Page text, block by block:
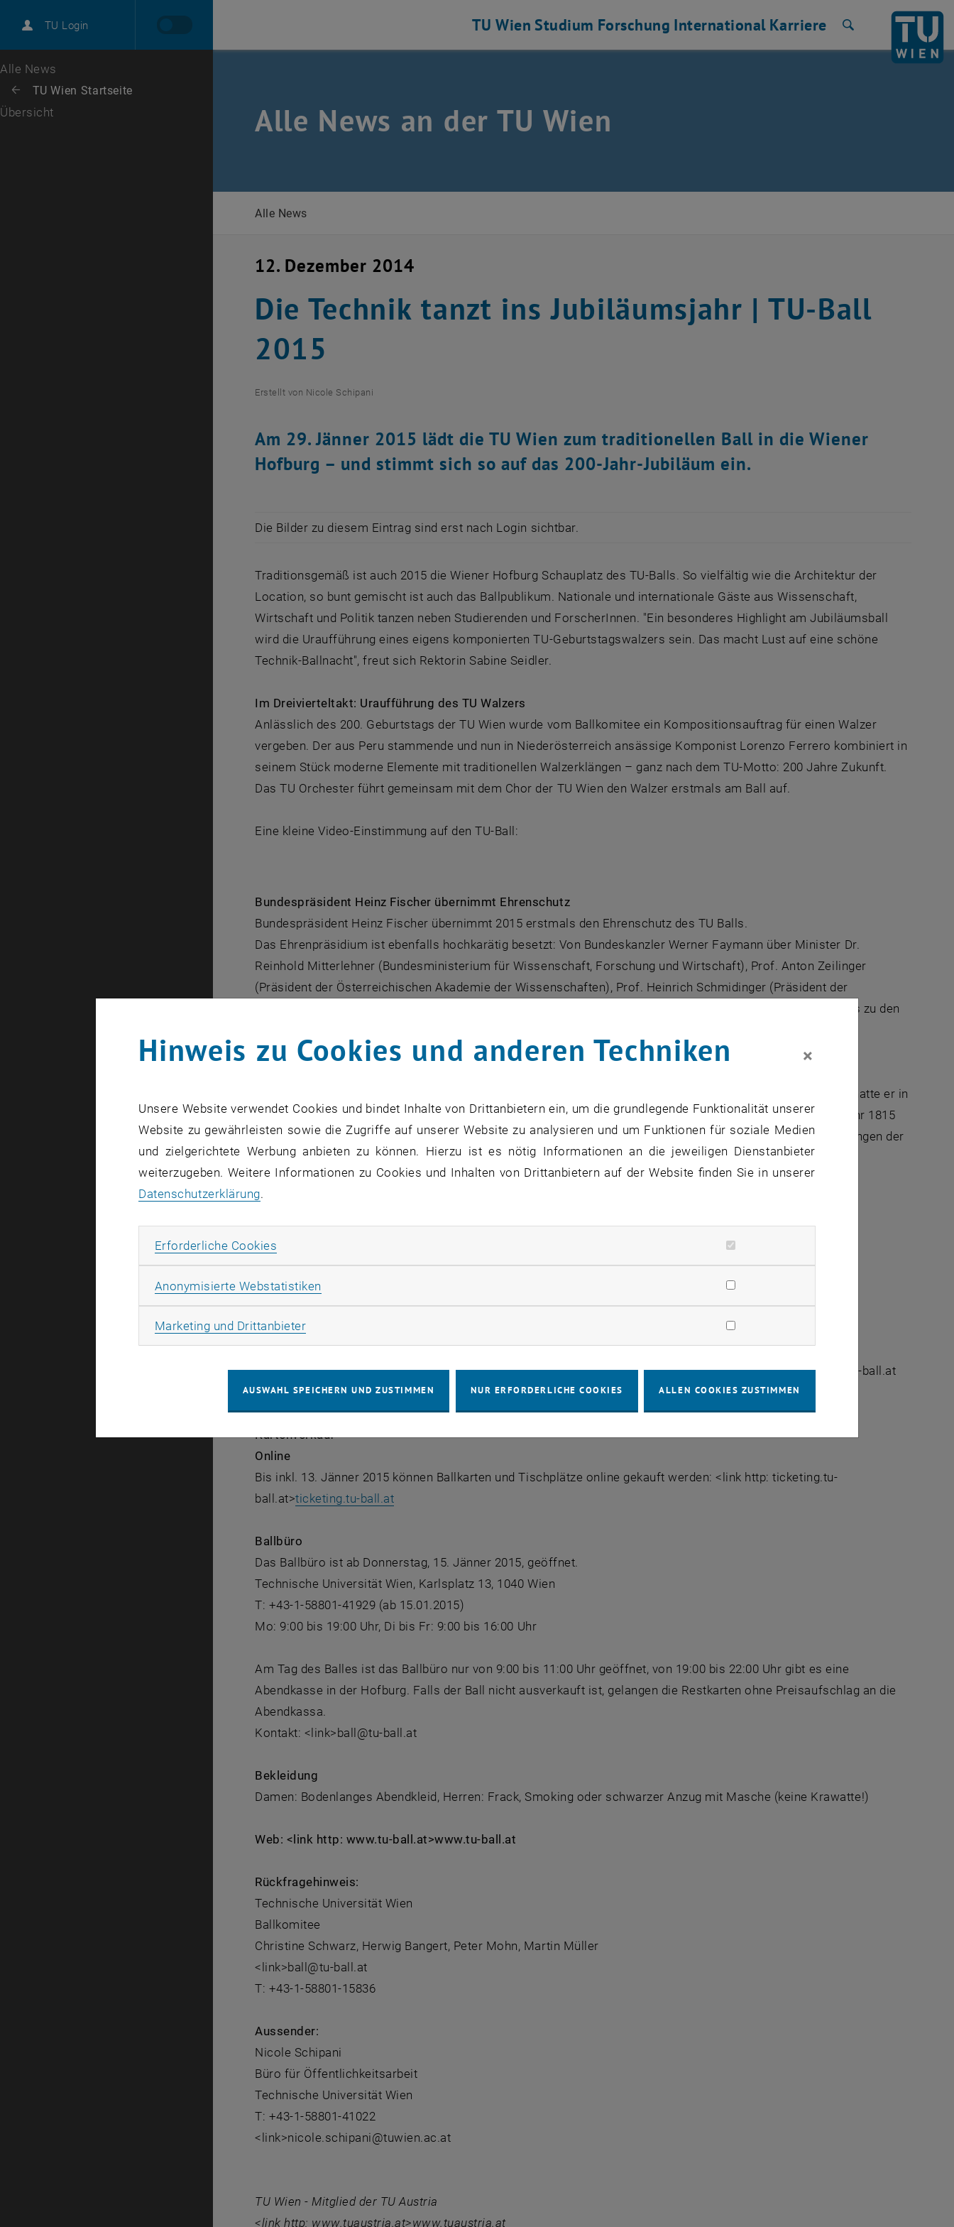
TU Login
Karriere
Zur 1. Menü Ebene
Alle News
Zurück: Subseiten von TU Wien Startseite auflisten
Zurück zur letzten Ebene:
TU Wien Startseite
Übersicht
TU Wien Studium Forschung International Karriere
Alle News an der TU Wien
Alle News
12. Dezember 2014
Die Technik tanzt ins Jubiläumsjahr | TU-Ball
2015
Erstellt von Nicole Schipani
Am 29. Jänner 2015 lädt die TU Wien zum traditionellen Ball in die Wiener
Hofburg – und stimmt sich so auf das 200-Jahr-Jubiläum ein.
Die Bilder zu diesem Eintrag sind erst nach Login sichtbar.
Traditionsgemäß ist auch 2015 die Wiener Hofburg Schauplatz des TU-Balls. So vielfältig wie die Architektur der
Location, so bunt gemischt ist auch das Ballpublikum. Nationale und internationale Gäste aus Wissenschaft,
Wirtschaft und Politik tanzen neben Studierenden und ForscherInnen. "Ein besonderes Highlight am Jubiläumsball
wird die Uraufführung eines eigens komponierten TU-Geburtstagswalzers sein. Das macht Lust auf eine schöne
Technik-Ballnacht", freut sich Rektorin Sabine Seidler.
Im Dreivierteltakt: Uraufführung des TU Walzers
Anlässlich des 200. Geburtstags der TU Wien wurde vom Ballkomitee ein Kompositionsauftrag für einen Walzer
vergeben. Der aus Peru stammende und nun in Niederösterreich ansässige Komponist Lorenzo Ferrero kombiniert in
seinem Stück moderne Elemente mit traditionellen Walzerklängen – ganz nach dem TU-Motto: 200 Jahre Zukunft.
Das TU Orchester führt gemeinsam mit dem Chor der TU Wien den Walzer erstmals am Ball auf.
Eine kleine Video-Einstimmung auf den TU-Ball:
Bundespräsident Heinz Fischer übernimmt Ehrenschutz
Bundespräsident Heinz Fischer übernimmt 2015 erstmals den Ehrenschutz des TU Balls.
Das Ehrenpräsidium ist ebenfalls hochkarätig besetzt: Von Bundeskanzler Werner Faymann über Minister Dr.
Reinhold Mitterlehner (Bundesministerium für Wissenschaft, Forschung und Wirtschaft), Prof. Anton Zeilinger
(Präsident der Österreichischen Akademie der Wissenschaften), Prof. Heinrich Schmidinger (Präsident der
österreichischen Universitätenkonferenz), Prof. Konrad Osterwalder (ehm. stv. Generalsekretär der UNO) bis zu den
Dass Technik und Vergnügen kein Widerspruch sind, beweist die schöne Tradition des Balls. Seine Anfänge hatte er in
den "Technikerkränzchen", die ab der Gründung des Polytechnischen Institutes (der heutigen TU Wien) im Jahr 1815
veranstaltet wurden. Damals wie heute dient der Ball dem guten Zweck: Der Reinertrag fließt karitativen Belangen der
Studierenden der TU Wien zu.
Facts:
Termin: Donnerstag, 29. Jänner 2015
Einlass: 20:30 Uhr
Feierliche Eröffnung: 21:30 Uhr
Ballende: 5:00 Uhr früh
Akkreditierung
JournalistInnen erhalten kostenlose Pressekarten. Akkreditierung via TU-Ballbüro erforderlich: <link>ball@tu-ball.at
Die Karten können an der Abendkasse gegen Vorlage eines gültigen Presseausweises abgeholt werden.
Kartenverkauf
Online
Bis inkl. 13. Jänner 2015 können Ballkarten und Tischplätze online gekauft werden: <link http: ticketing.tu-
ball.at>ticketing.tu-ball.at
Ballbüro
Das Ballbüro ist ab Donnerstag, 15. Jänner 2015, geöffnet.
Technische Universität Wien, Karlsplatz 13, 1040 Wien
T: +43-1-58801-41929 (ab 15.01.2015)
Mo: 9:00 bis 19:00 Uhr, Di bis Fr: 9:00 bis 16:00 Uhr
Am Tag des Balles ist das Ballbüro nur von 9:00 bis 11:00 Uhr geöffnet, von 19:00 bis 22:00 Uhr gibt es eine
Abendkasse in der Hofburg. Falls der Ball nicht ausverkauft ist, gelangen die Restkarten ohne Preisaufschlag an die
Abendkassa.
Kontakt: <link>ball@tu-ball.at
Bekleidung
Damen: Bodenlanges Abendkleid, Herren: Frack, Smoking oder schwarzer Anzug mit Masche (keine Krawatte!)
Web: <link http: www.tu-ball.at>www.tu-ball.at
Rückfragehinweis:
Technische Universität Wien
Ballkomitee
Christine Schwarz, Herwig Bangert, Peter Mohn, Martin Müller
<link>ball@tu-ball.at
T: +43-1-58801-15836
Aussender:
Nicole Schipani
Büro für Öffentlichkeitsarbeit
Technische Universität Wien
T: +43-1-58801-41022
<link>nicole.schipani@tuwien.ac.at
TU Wien - Mitglied der TU Austria
<link http: www.tuaustria.at>www.tuaustria.at
Hinweis zu Cookies und anderen Techniken ×
Unsere Website verwendet Cookies und bindet Inhalte von Drittanbietern ein, um die grundlegende Funktionalität unserer
Website zu gewährleisten sowie die Zugriffe auf unserer Website zu analysieren und um Funktionen für soziale Medien
und zielgerichtete Werbung anbieten zu können. Hierzu ist es nötig Informationen an die jeweiligen Dienstanbieter
weiterzugeben. Weitere Informationen zu Cookies und Inhalten von Drittanbietern auf der Website finden Sie in unserer
Datenschutzerklärung.
Erforderliche Cookies
Anonymisierte Webstatistiken
Marketing und DrittanbieterMarketing Cookies zulassen
AUSWAHL SPEICHERN UND ZUSTIMMEN NUR ERFORDERLICHE COOKIES ALLEN COOKIES ZUSTIMMEN